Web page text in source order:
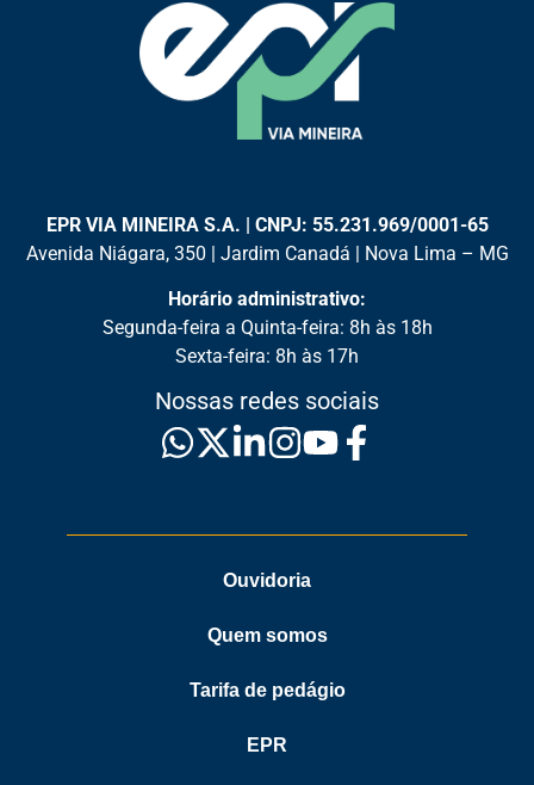
EPR VIA MINEIRA S.A. | CNPJ: 55.231.969/0001-65
Avenida Niágara, 350 | Jardim Canadá | Nova Lima – MG
Horário administrativo:
Segunda-feira a Quinta-feira: 8h às 18h
Sexta-feira: 8h às 17h
Nossas redes sociais
Ouvidoria
Quem somos
Tarifa de pedágio
EPR